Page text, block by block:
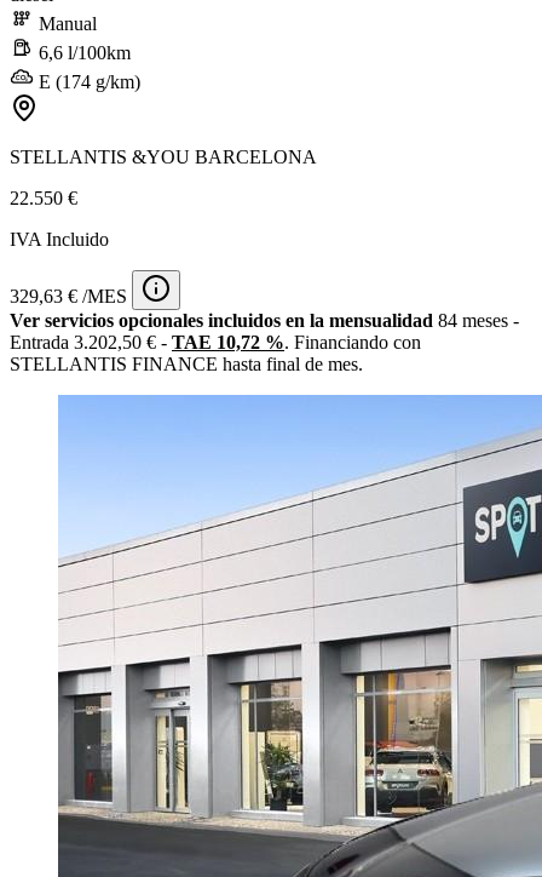
Manual
6,6 l/100km
E (174 g/km)
STELLANTIS &YOU BARCELONA
22.550 €
IVA Incluido
329,63 € /MES
Ver servicios opcionales incluidos en la mensualidad 84 meses -
Entrada 3.202,50 € - TAE 10,72 %. Financiando con
STELLANTIS FINANCE hasta final de mes.